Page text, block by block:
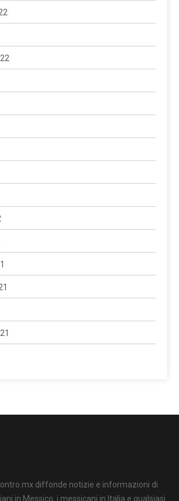
diffonde notizie e informazioni di
in Messico, i messicani in Italia e qualsiasi